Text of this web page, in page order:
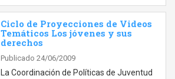
Ciclo de Proyecciones de Videos
Temáticos Los jóvenes y sus
derechos
Publicado 24/06/2009
La Coordinación de Políticas de Juventud